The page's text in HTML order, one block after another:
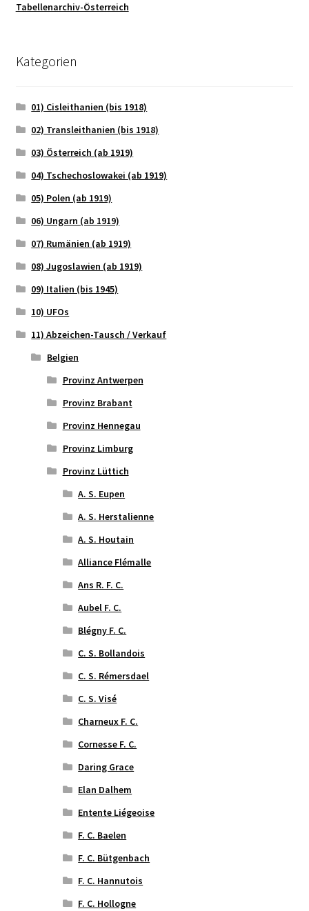
Tabellenarchiv-Österreich
Kategorien
01) Cisleithanien (bis 1918)
02) Transleithanien (bis 1918)
03) Österreich (ab 1919)
04) Tschechoslowakei (ab 1919)
05) Polen (ab 1919)
06) Ungarn (ab 1919)
07) Rumänien (ab 1919)
08) Jugoslawien (ab 1919)
09) Italien (bis 1945)
10) UFOs
11) Abzeichen-Tausch / Verkauf
Belgien
Provinz Antwerpen
Provinz Brabant
Provinz Hennegau
Provinz Limburg
Provinz Lüttich
A. S. Eupen
A. S. Herstalienne
A. S. Houtain
Alliance Flémalle
Ans R. F. C.
Aubel F. C.
Blégny F. C.
C. S. Bollandois
C. S. Rémersdael
C. S. Visé
Charneux F. C.
Cornesse F. C.
Daring Grace
Elan Dalhem
Entente Liégeoise
F. C. Baelen
F. C. Bütgenbach
F. C. Hannutois
F. C. Hollogne